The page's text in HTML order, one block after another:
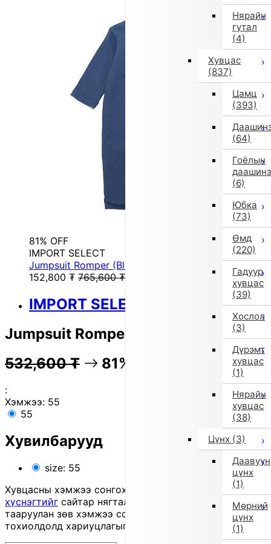
Нярайн
гутал
(4)
Хувцас
(837)
Цамц
(393)
(64)
Гоёлын
даашинз
(6)
Юбка
(73)
Өмд
(220)
Гадуур
хувцас
(39)
Хослол
(3)
Дүрэмт
хувцас
(1)
Нярайн
хувцас
(38)
Цүнх (3)
Даавуун
цүнх
(1)
Мөрний
цүнх
(1)
81% OFF
IMPORT SELECT
Jumpsuit Romper (Blue) [Non-returnable item]
152,800 ₮ 765,600 ₮
IMPORT SELECT
Jumpsuit Romper (White)
532,600 ₮ 81% OFF ₮
:
Хэмжээ: 55
55
Хувилбарууд
size: 55
Хувцасны хэмжээ сонгохдоо
хэмжээ сонгох
хүснэгтийг сайтар нягталж, биеийн хэмжээтэйгээ
тааруулан зөв хэмжээ сонгоно уу, хувцас таарахгүй
тохиолдолд хариуцлагыг захиалагч өөрөө хүлээнэ.